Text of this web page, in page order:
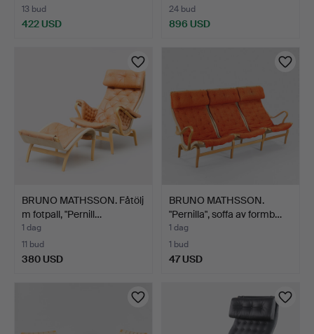
13 bud
422 USD
24 bud
896 USD
BRUNO MATHSSON. Fåtölj
m fotpall, "Pernill…
1 dag
11 bud
380 USD
BRUNO MATHSSON.
"Pernilla", soffa av formb…
1 dag
1 bud
47 USD